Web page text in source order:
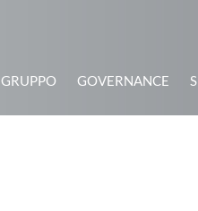
GRUPPO GOVERNANCE